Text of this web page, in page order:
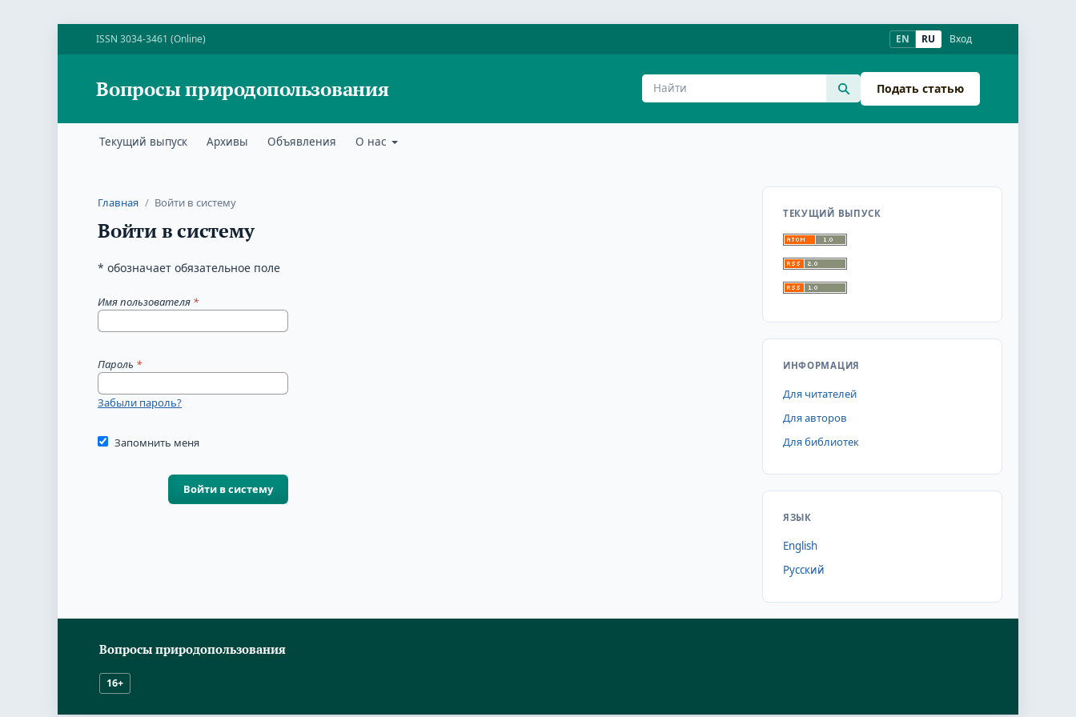
ISSN 3034-3461 (Online) EN RU Вход
Вопросы природопользования Подать статью
Текущий выпуск Архивы Объявления О нас
Главная / Войти в систему
Войти в систему
* обозначает обязательное поле
Имя пользователя *
Пароль *
Забыли пароль?
Запомнить меня
Войти в систему
ТЕКУЩИЙ ВЫПУСК
ИНФОРМАЦИЯ
Для читателей
Для авторов
Для библиотек
ЯЗЫК
English
Русский
Вопросы природопользования
16+